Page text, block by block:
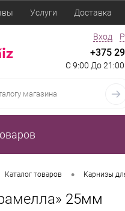
Услуги Доставка
Вход
+375
С 9:00 До
Каталог товаров • Карнизы
25мм